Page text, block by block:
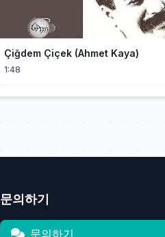
Çiğdem Çiçek (Ahmet Kaya)
1:48
문의하기
문의하기